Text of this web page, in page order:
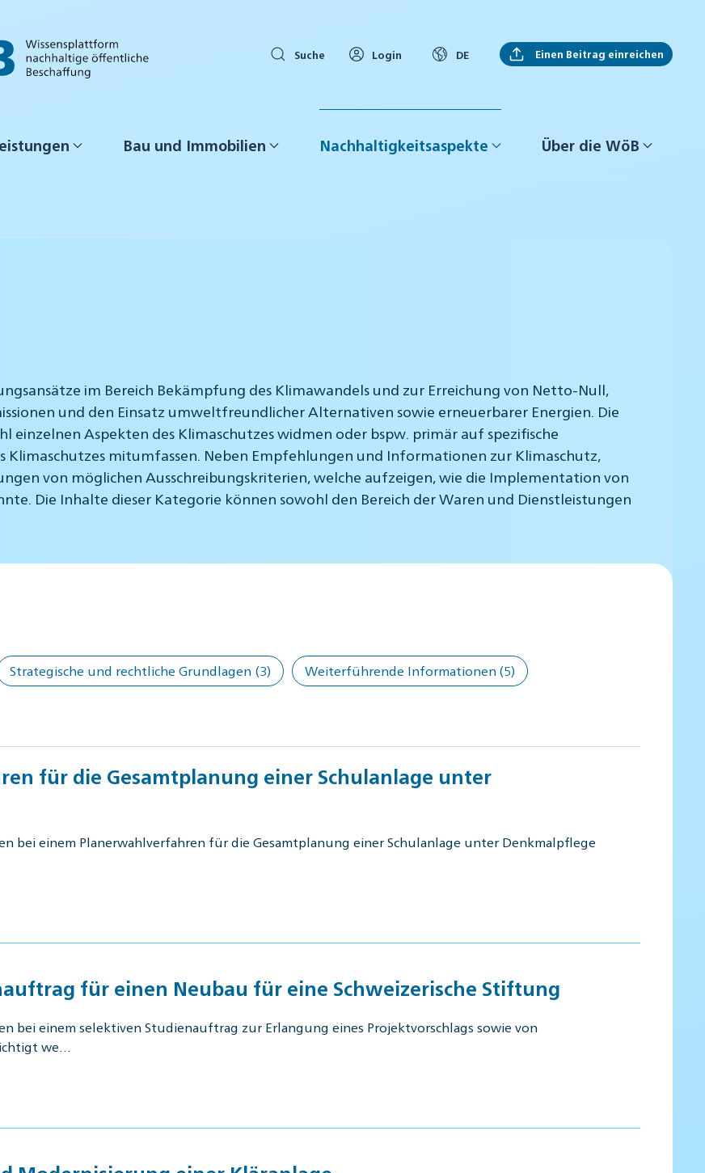
Suche Login DE Einen Beitrag einreichen
Bau und Immobilien Nachhaltigkeitsaspekte Über die WöB
im Bereich Bekämpfung des Klimawandels und zur Erreichung von Netto-Null,
und den Einsatz umweltfreundlicher Alternativen sowie erneuerbarer Energien. Die
einzelnen Aspekten des Klimaschutzes widmen oder bspw. primär auf spezifische
Klimaschutzes mitumfassen. Neben Empfehlungen und Informationen zur Klimaschutz,
von möglichen Ausschreibungskriterien, welche aufzeigen, wie die Implementation von
Die Inhalte dieser Kategorie können sowohl den Bereich der Waren und Dienstleistungen
Strategische und rechtliche Grundlagen (3) Weiterführende Informationen (5)
für die Gesamtplanung einer Schulanlage unter
bei einem Planerwahlverfahren für die Gesamtplanung einer Schulanlage unter Denkmalpflege
für einen Neubau für eine Schweizerische Stiftung
bei einem selektiven Studienauftrag zur Erlangung eines Projektvorschlags sowie von
we…